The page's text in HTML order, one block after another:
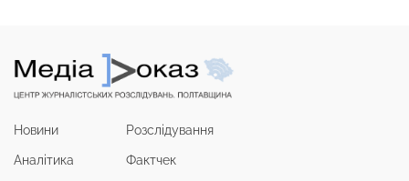
Новини
Аналітика
Розслідування
Фактчек